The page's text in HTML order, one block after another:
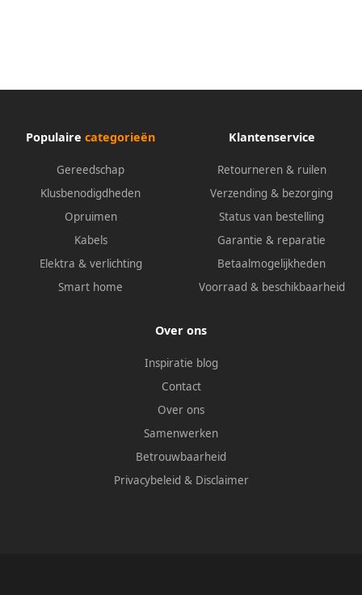
Populaire categorieën
Gereedschap
Klusbenodigdheden
Opruimen
Kabels
Elektra & verlichting
Smart home
Klantenservice
Retourneren & ruilen
Verzending & bezorging
Status van bestelling
Garantie & reparatie
Betaalmogelijkheden
Voorraad & beschikbaarheid
Over ons
Inspiratie blog
Contact
Over ons
Samenwerken
Betrouwbaarheid
Privacybeleid & Disclaimer